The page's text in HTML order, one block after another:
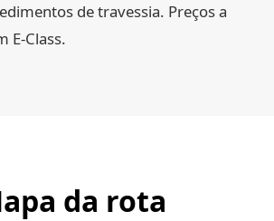
de travessia. Preços a
E-Class.
da rota